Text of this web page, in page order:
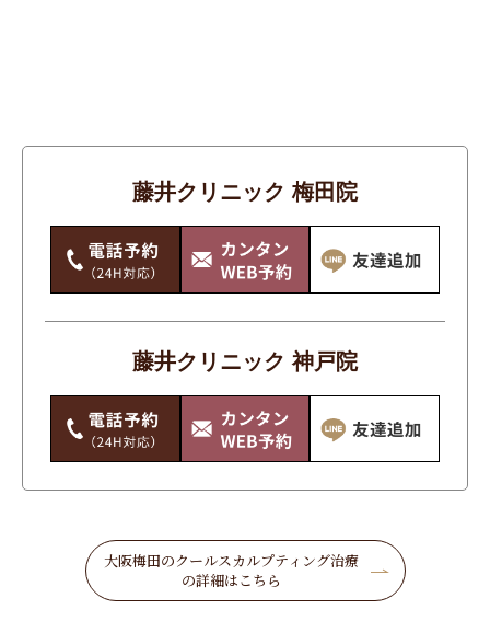
シミ・そばかす・あざ・ほくろ
ニキビ・ニキビ跡
ワキガ・多汗症
唇・口
手のシワ・たるみ・シミ・くすみ
毛穴・いちご鼻
痩身
目もと
美白
藤井クリニック 梅田院
藤井クリニック 神戸院
大阪梅田のクールスカルプティング治療
の詳細はこちら